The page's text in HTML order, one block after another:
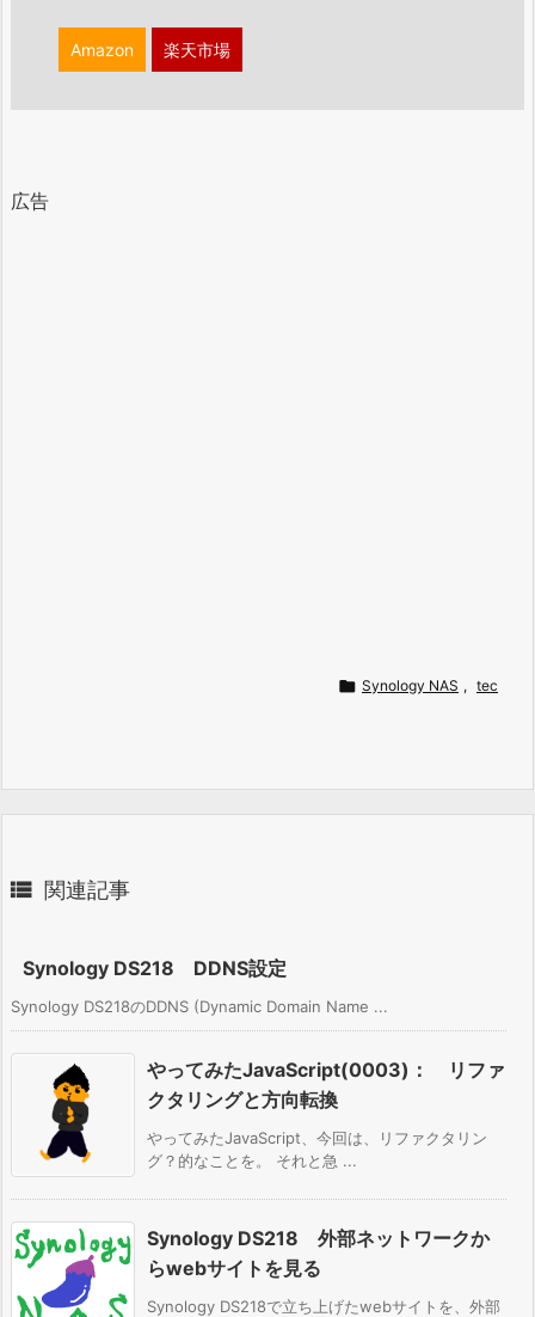
Amazon 楽天市場
広告
 Synology NAS , tec
 関連記事
Synology DS218 DDNS設定
Synology DS218のDDNS (Dynamic Domain Name ...
やってみたJavaScript(0003)： リファ
クタリングと方向転換
やってみたJavaScript、今回は、リファクタリン
グ？的なことを。 それと急 ...
Synology DS218 外部ネットワークか
らwebサイトを見る
Synology DS218で立ち上げたwebサイトを、外部